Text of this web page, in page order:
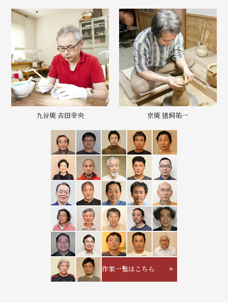
九谷焼 吉田幸央 京焼 猪飼祐一
作家一覧はこちら